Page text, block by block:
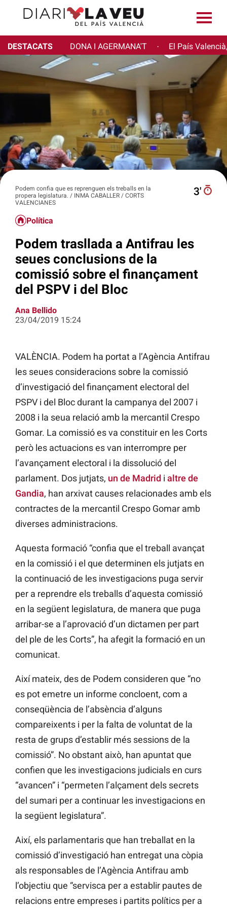
DESTACATS DONA I AGERMANA'T · El País
Podem confia que es reprenguen els treballs en la
propera legislatura. / INMA CABALLER / CORTS
VALENCIANES
3′
Política
Podem trasllada a Antifrau les
seues conclusions de la
comissió sobre el finançament
del PSPV i del Bloc
Ana Bellido
23/04/2019 15:24
VALÈNCIA. Podem ha portat a l’Agència Antifrau
les seues consideracions sobre la comissió
d’investigació del finançament electoral del
PSPV i del Bloc durant la campanya del 2007 i
2008 i la seua relació amb la mercantil Crespo
Gomar. La comissió es va constituir en les Corts
però les actuacionses van interrompre per
l’avançament electoral i la dissolució del
parlament. Dos jutjats, un de Madrid i altre de
Gandia, han arxivat causes relacionades amb els
contractes de la mercantil Crespo Gomar amb
diverses administracions.
Aquesta formació “confia que el treball avançat
en la comissió i el que determinen els jutjats en
la continuació de les investigacions puga servir
per a reprendre els treballs d’aquesta comissió
en la següent legislatura, de manera que puga
arribar-se a l’aprovació d’un dictamen per part
del ple de les Corts”, ha afegit la formació en un
comunicat.
Així mateix, des de Podem consideren que “no
es pot emetre un informe concloent, com a
conseqüència de l’absència d’alguns
compareixents i per la falta de voluntat de la
resta de grups d’establir més sessionsde la
comissió”. No obstant això, han apuntat que
confien que les investigacions judicials en curs
“avancen” i “permeten l’alçament dels secrets
del sumari per a continuar les investigacions en
la següent legislatura”.
Així, els parlamentaris que han treballat en la
comissió d’investigació han entregat una còpia
als responsables de l’Agència Antifrau amb
l’objectiu que “servisca per a establir pautes de
relacions entre empreses i partits polítics per a